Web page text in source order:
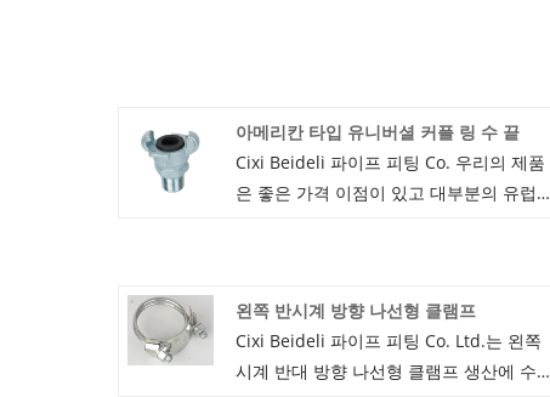
아메리칸 타입 유니버셜 커플 링 수 끝
Cixi Beideli 파이프 피팅 Co. 우리의 제품
은 좋은 가격 이점이 있고 대부분의 유럽
왼쪽 반시계 방향 나선형 클램프
Cixi Beideli 파이프 피팅 Co. Ltd.는 왼쪽
시계 반대 방향 나선형 클램프 생산에 수년